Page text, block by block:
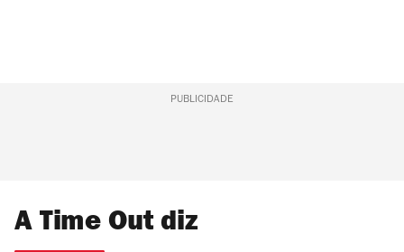
PUBLICIDADE
A Time Out diz